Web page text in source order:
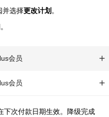
并选择更改计划 。
会员
会员
下次付款日期生效。降级完成